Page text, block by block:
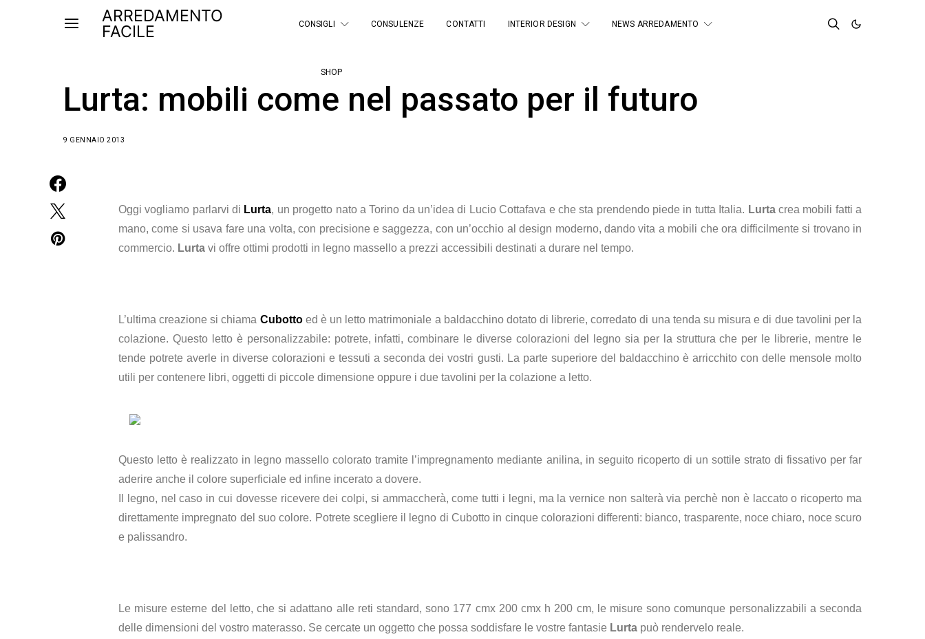
ARREDAMENTO
FACILE
CONSIGLI CONSULENZE CONTATTI INTERIOR DESIGN NEWS ARREDAMENTO
SHOP
Lurta: mobili come nel passato per il futuro
9 GENNAIO 2013
Oggi vogliamo parlarvi di Lurta, un progetto nato a Torino da un’idea di Lucio Cottafava e che sta prendendo piede in tutta Italia. Lurtacrea mobili fatti a
mano, come si usava fare una volta, con precisione e saggezza, con un’occhio al design moderno, dando vita a mobili che ora difficilmente si trovano in
commercio. Lurta vi offre ottimi prodotti in legno massello a prezzi accessibili destinati a durare nel tempo.
L’ultima creazione si chiama Cubottoed è un letto matrimoniale a baldacchino dotato di librerie, corredato di una tenda su misura e di due tavolini per la
colazione. Questo letto è personalizzabile: potrete, infatti, combinare le diverse colorazioni del legno sia per la struttura che per le librerie, mentre le
tende potrete averle in diverse colorazioni e tessuti a seconda dei vostri gusti. La parte superiore del baldacchino è arricchito con delle mensole molto
utili per contenere libri, oggetti di piccole dimensione oppure i due tavolini per la colazione a letto.
Questo letto è realizzato in legno massello colorato tramite l’impregnamento mediante anilina, in seguito ricoperto di un sottile strato di fissativo per far
aderire anche il colore superficiale ed infine incerato a dovere.
Il legno, nel caso in cui dovesse ricevere dei colpi, si ammaccherà, come tutti i legni, ma la vernice non salterà via perchè non è laccato o ricoperto ma
direttamente impregnato del suo colore. Potrete scegliere il legno di Cubotto in cinque colorazioni differenti: bianco, trasparente, noce chiaro, noce scuro
e palissandro.
Le misure esterne del letto, che si adattano alle reti standard, sono 177 cmx 200 cmx h 200 cm, le misure sono comunque personalizzabili a seconda
delle dimensioni del vostro materasso. Se cercate un oggetto che possa soddisfare le vostre fantasie Lurta può rendervelo reale.